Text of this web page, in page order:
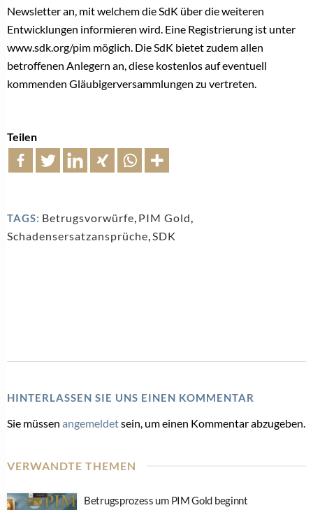
Newsletter an, mit welchem die SdK über die weiteren
Entwicklungen informieren wird. Eine Registrierung ist unter
www.sdk.org/pim möglich. Die SdK bietet zudem allen
betroffenen Anlegern an, diese kostenlos auf eventuell
kommenden Gläubigerversammlungen zu vertreten.
Teilen
TAGS: Betrugsvorwürfe, PIM Gold,
Schadensersatzansprüche,SDK
HINTERLASSEN SIE UNS EINEN KOMMENTAR
Sie müssen angemeldetsein, um einen Kommentar abzugeben.
VERWANDTE THEMEN
Betrugsprozess um PIM Gold beginnt